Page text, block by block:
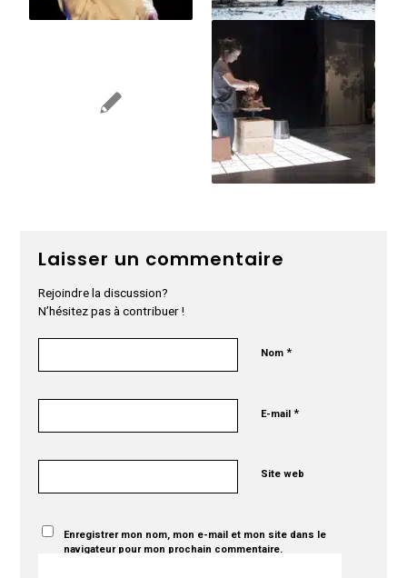
Laisser un commentaire
Rejoindre la discussion?
N’hésitez pas à contribuer !
Nom*
E-mail*
Site web
Enregistrer mon nom, mon e-mail et mon site dans le
navigateur pour mon prochain commentaire.